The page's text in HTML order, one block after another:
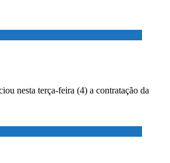
nesta terça-feira (4) a contratação da